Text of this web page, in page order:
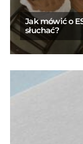
Jak mówić o
słuchać?